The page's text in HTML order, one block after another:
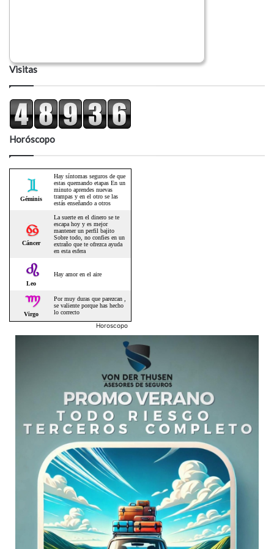
Visitas
Horóscopo
Horoscopo